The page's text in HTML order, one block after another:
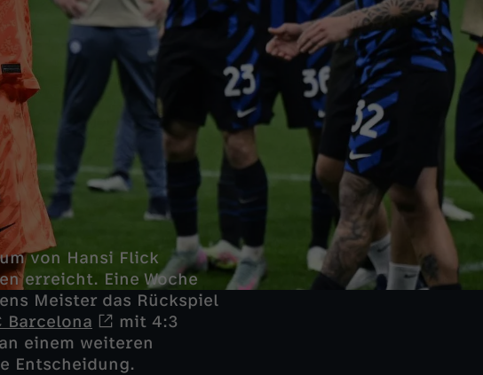
von Hansi Flick
erreicht. Eine Woche
Meister das Rückspiel
Barcelona
mit 4:3
einem weiteren
Entscheidung.